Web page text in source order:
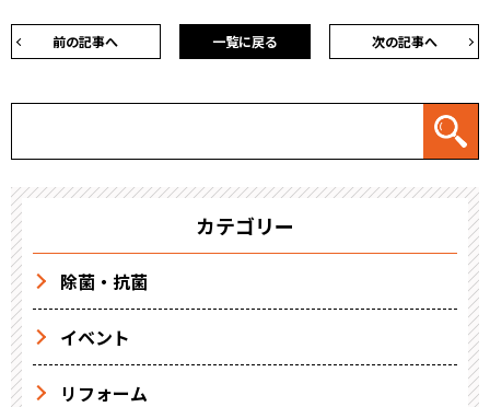
前の記事へ 次の記事へ
一覧に戻る
カテゴリー
除菌・抗菌
イベント
リフォーム